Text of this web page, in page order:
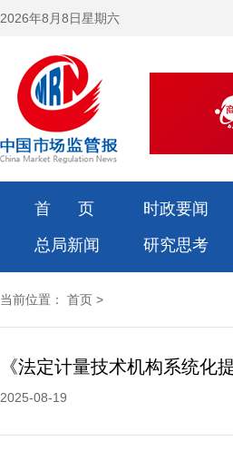
2026年8月8日星期六
首 页 时政要闻
总局新闻
研究思考
当前位置： 首页 >
《法定计量技术机构系统化
2025-08-19